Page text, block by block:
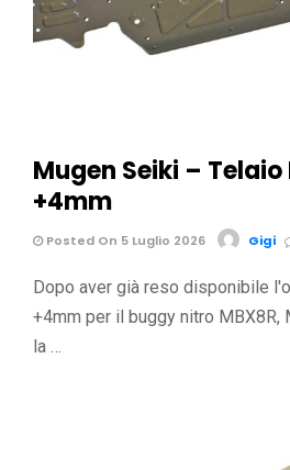
Mugen Seiki – Telaio
+4mm
Posted On 5 Luglio 2026 Gigi
Dopo aver già reso disponibile
+4mm per il buggy nitro
la …